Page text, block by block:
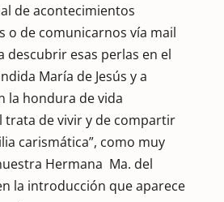
de acontecimientos
o de comunicarnos vía mail
descubrir esas perlas en el
María de Jesús y a
la hondura de vida
trata de vivir y de compartir
carismática”, como muy
Hermana Ma. del
la introducción que aparece